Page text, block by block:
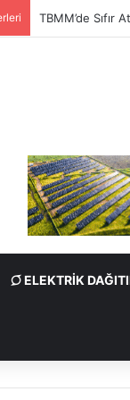
TBMM’de Sıfır
ELEKTRIK